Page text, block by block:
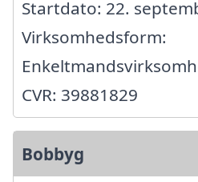
Startdato: 22.
Virksomhedsform:
CVR: 39881829
Bobbyg